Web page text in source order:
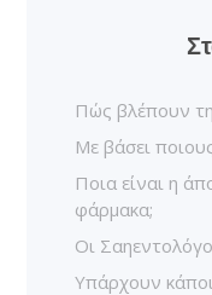
Πώς βλέπουν
Με βάσει
Ποια είναι η
φάρμακα;
Οι
Υπάρχουν